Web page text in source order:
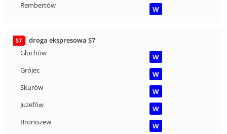
Rembertów
W
S7
droga ekspresowa S7
Głuchów
W
Grójec
W
Skurów
W
Juzefów
W
Broniszew
W